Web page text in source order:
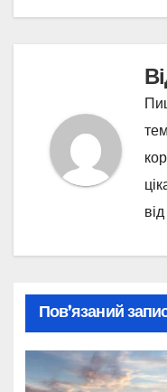
Пов’язаний